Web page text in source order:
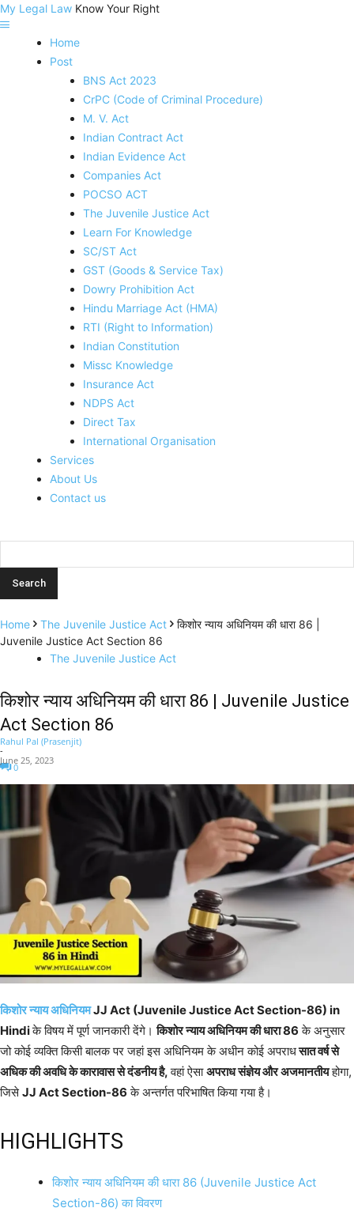
My Legal Law Know Your Right
Home
Post
BNS Act 2023
CrPC (Code of Criminal Procedure)
M. V. Act
Indian Contract Act
Indian Evidence Act
Companies Act
POCSO ACT
The Juvenile Justice Act
Learn For Knowledge
SC/ST Act
GST (Goods & Service Tax)
Dowry Prohibition Act
Hindu Marriage Act (HMA)
RTI (Right to Information)
Indian Constitution
Missc Knowledge
Insurance Act
NDPS Act
Direct Tax
International Organisation
Services
About Us
Contact us
Home The Juvenile Justice Act
किशोर न्याय अधिनियम की धारा 86 |
Juvenile Justice Act Section 86
The Juvenile Justice Act
किशोर न्याय अधिनियम की धारा 86 | Juvenile Justice
Act Section 86
Rahul Pal (Prasenjit)
-
June 25, 2023
0
किशोर न्याय अधिनियमJJ Act (Juvenile Justice Act Section-86) in
Hindiके विषय में पूर्ण जानकारी देंगे।किशोर न्याय अधिनियम की धारा 86 के अनुसार
जो कोई व्यक्ति किसी बालक पर जहां इस अधिनियम के अधीन कोई अपराधसात वर्ष से
अधिक की अवधि के कारावास से दंडनीय है,वहां ऐसाअपराध संज्ञेय और अजमानतीयहोगा,
जिसेJJ Act Section-86 के अन्तर्गत परिभाषित किया गया है।
HIGHLIGHTS
किशोर न्याय अधिनियम की धारा 86 (Juvenile Justice Act
Section-86) का विवरण